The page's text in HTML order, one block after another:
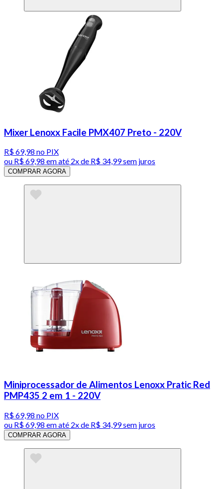
Mixer Lenoxx Facile PMX407 Preto - 220V
R$ 69,98 no PIX
ou R$ 69,98 em até 2x de R$ 34,99 sem juros
COMPRAR AGORA
Miniprocessador de Alimentos Lenoxx Pratic Red
PMP435 2 em 1 - 220V
R$ 69,98 no PIX
ou R$ 69,98 em até 2x de R$ 34,99 sem juros
COMPRAR AGORA